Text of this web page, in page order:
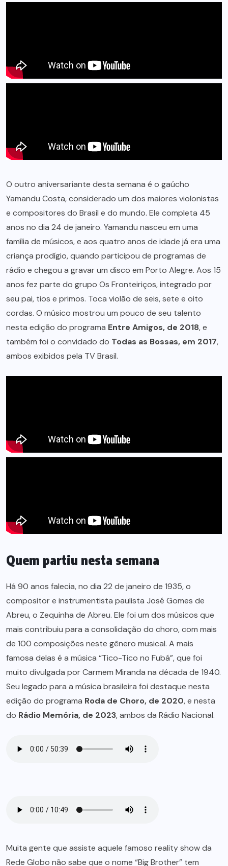
O outro aniversariante desta semana é o gaúcho
Yamandu Costa, considerado um dos maiores violonistas
e compositores do Brasil e do mundo. Ele completa 45
anos no dia 24 de janeiro. Yamandu nasceu em uma
família de músicos, e aos quatro anos de idade já era uma
criança prodígio, quando participou de programas de
rádio e chegou a gravar um disco em Porto Alegre. Aos 15
anos fez parte do grupo Os Fronteiriços, integrado por
seu pai, tios e primos. Toca violão de seis, sete e oito
cordas. O músico mostrou um pouco de seu talento
nesta edição do programa Entre Amigos, de 2018, e
também foi o convidado do Todas as Bossas, em 2017,
ambos exibidos pela TV Brasil.
Quem partiu nesta semana
Há 90 anos falecia, no dia 22 de janeiro de 1935, o
compositor e instrumentista paulista José Gomes de
Abreu, o Zequinha de Abreu. Ele foi um dos músicos que
mais contribuiu para a consolidação do choro, com mais
de 100 composições neste gênero musical. A mais
famosa delas é a música “Tico-Tico no Fubá”, que foi
muito divulgada por Carmem Miranda na década de 1940.
Seu legado para a música brasileira foi destaque nesta
edição do programa Roda de Choro, de 2020, e nesta
do Rádio Memória, de 2023, ambos da Rádio Nacional.
Muita gente que assiste aquele famoso reality show da
Rede Globo não sabe que o nome “Big Brother” tem